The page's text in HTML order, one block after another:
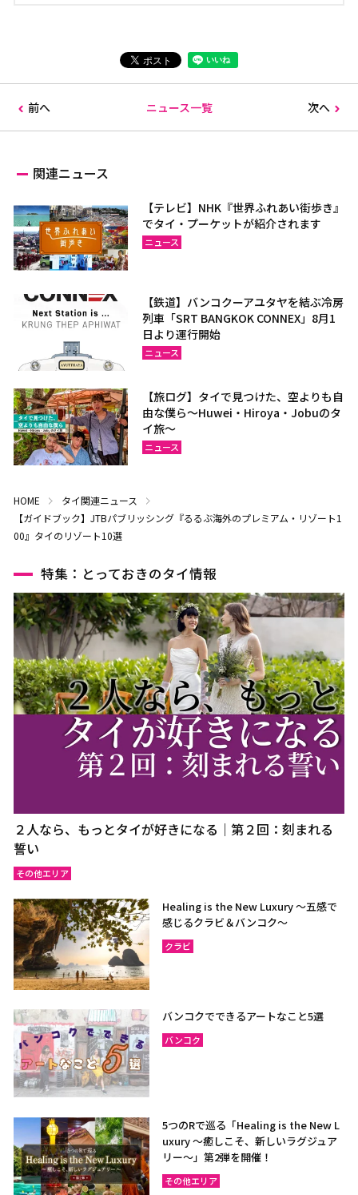
前へ ニュース一覧 次へ
関連ニュース
【テレビ】NHK『世界ふれあい街歩き』
でタイ・プーケットが紹介されます
ニュース
【鉄道】バンコクーアユタヤを結ぶ冷房
列車「SRT BANGKOK CONNEX」8月1
日より運行開始
ニュース
【旅ログ】タイで見つけた、空よりも自
由な僕ら～Huwei・Hiroya・Jobuのタ
イ旅～
ニュース
HOME
タイ関連ニュース
【ガイドブック】JTBパブリッシング『るるぶ海外のプレミアム・リゾート1
00』タイのリゾート10選
特集：とっておきのタイ情報
２人なら、もっとタイが好きになる｜第２回：刻まれる
誓い
その他エリア
Healing is the New Luxury ～五感で
感じるクラビ＆バンコク～
クラビ
バンコクでできるアートなこと5選
バンコク
5つのRで巡る「Healing is the New L
uxury ～癒しこそ、新しいラグジュア
リー〜」第2弾を開催！
その他エリア